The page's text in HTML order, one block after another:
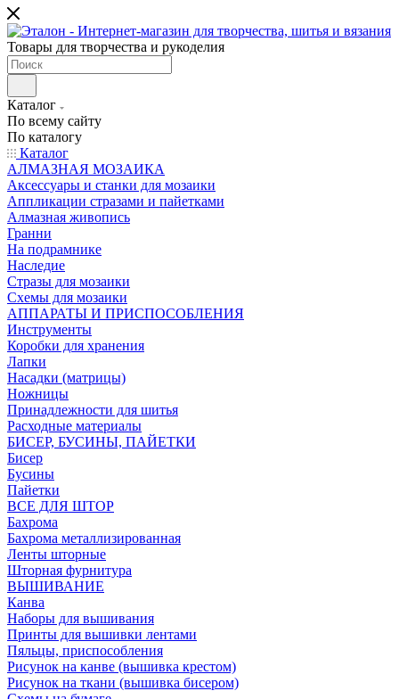
Товары для творчества и рукоделия
Каталог
По всему сайту
По каталогу
Каталог
АЛМАЗНАЯ МОЗАИКА
Аксессуары и станки для мозаики
Аппликации стразами и пайетками
Алмазная живопись
Гранни
На подрамнике
Наследие
Стразы для мозаики
Схемы для мозаики
АППАРАТЫ И ПРИСПОСОБЛЕНИЯ
Инструменты
Коробки для хранения
Лапки
Насадки (матрицы)
Ножницы
Принадлежности для шитья
Расходные материалы
БИСЕР, БУСИНЫ, ПАЙЕТКИ
Бисер
Бусины
Пайетки
ВСЕ ДЛЯ ШТОР
Бахрома
Бахрома металлизированная
Ленты шторные
Шторная фурнитура
ВЫШИВАНИЕ
Канва
Наборы для вышивания
Принты для вышивки лентами
Пяльцы, приспособления
Рисунок на канве (вышивка крестом)
Рисунок на ткани (вышивка бисером)